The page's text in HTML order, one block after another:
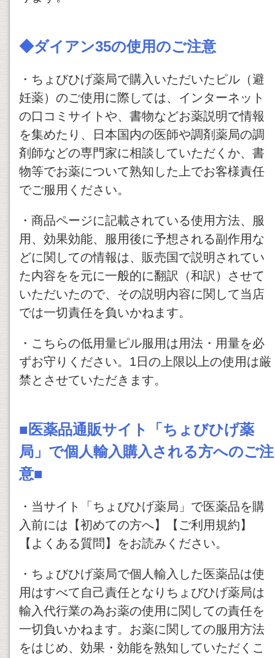
◆ダイアン35の使用のご注意
・ちょびひげ薬局で購入いただいたピル（避
妊薬）のご使用に際しては、インターネット
の口コミサイトや、書物などお薬説明で情報
を集めたり、日本国内の医師や調剤薬局の調
剤師などの専門家に相談していただくか、書
物等でお薬について熟知した上でお客様責任
でご服用ください。
・商品ページに記載されている使用方法、服
用、効果効能、服用後に予想される副作用な
どに関しての情報は、販売国で説明されてい
た内容をを元に一般的に翻訳（和訳）させて
いただいたので、その説明内容に関して当店
では一切責任を負いかねます。
・こちらの低用量ピル服用は用法・用量を必
ずお守りください。1日の上限以上の使用は厳
禁とさせていただきます。
■医薬品通販サイト「ちょびひげ薬
局」で個人輸入購入される方へのご注
意■
・当サイト「ちょびひげ薬局」で医薬品を購
入前には【初めての方へ】【ご利用規約】
【よくある質問】をお読みください。
・ちょびひげ薬局で個人輸入した医薬品は使
用はすべて自己責任となりちょびひげ薬局は
輸入代行業の為お薬の使用に関しての責任を
一切負いかねます。お薬に関しての服用方法
をはじめ、効果・効能を熟知していただくこ